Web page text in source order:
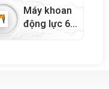
Máy khoan
động lực 6a
– 79702